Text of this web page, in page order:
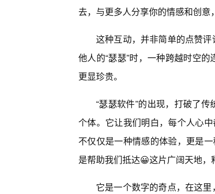
去，与更多人分享你的情感和创意
这种互动，并非简单的点赞
他人的“瑟瑟”时，一种跨越时空
更显珍贵。
“瑟瑟软件”的出现，打破了
个体。它让我们明白，每个人心
不仅仅是一种情感的体验，更是
是帮助我们抵达😀这片广阔天地，
它是一个数字的奇点，在这里